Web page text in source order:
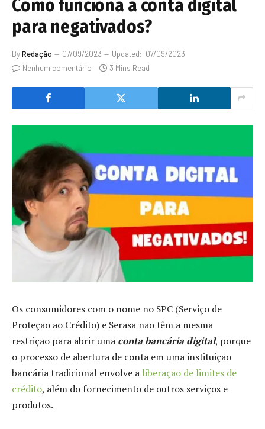
Como funciona a conta digital
para negativados?
ByRedação 07/09/2023 Updated: 07/09/2023
Nenhum comentário
3 Mins Read
Os consumidores com o nome no SPC (Serviço de
Proteção ao Crédito) e Serasa não têm a mesma
restrição para abrir uma conta bancária digital, porque
o processo de abertura de conta em uma instituição
bancária tradicional envolve a liberação de limites de
crédito, além do fornecimento de outros serviços e
produtos.